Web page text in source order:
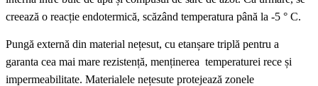
creează o reacție endotermică, scăzând temperatura până la -5 ° C.
Pungă externă din material nețesut, cu etanșare triplă pentru a
garanta cea mai mare rezistență, menținerea temperaturei rece și
impermeabilitate. Materialele nețesute protejează zonele